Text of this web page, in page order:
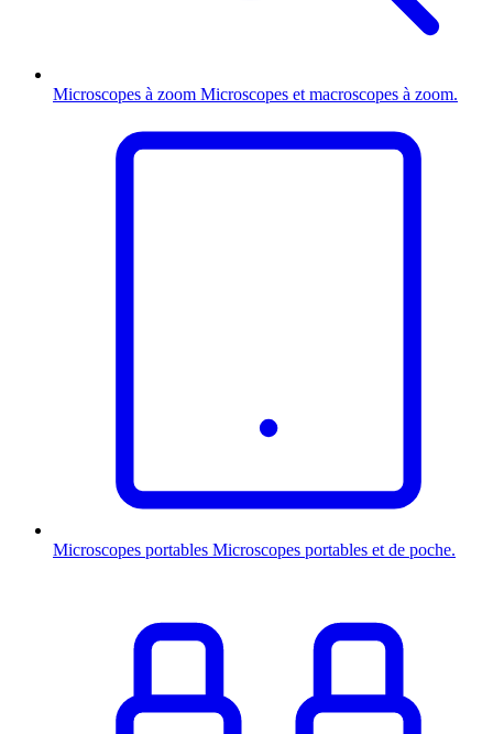
Microscopes à zoom Microscopes et macroscopes à zoom.
Microscopes portables Microscopes portables et de poche.